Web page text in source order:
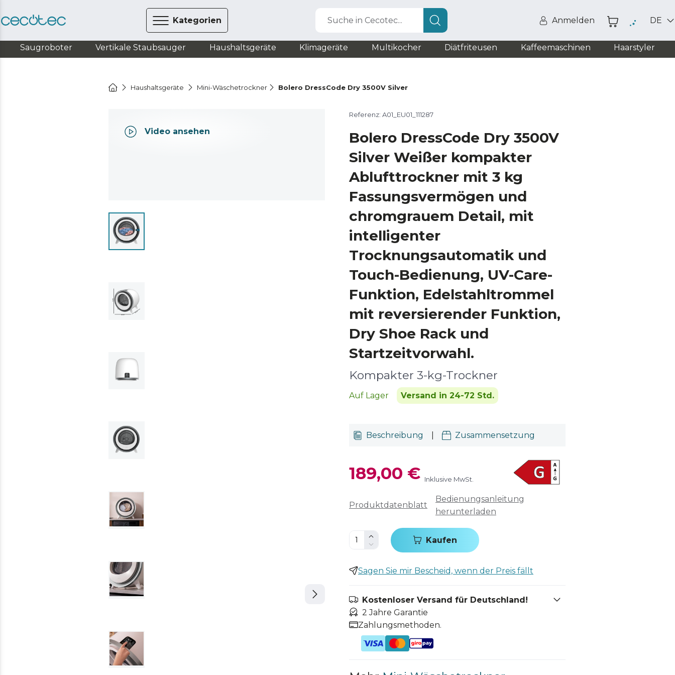
Kategorien Suche in Cecotec... Anmelden DE
Saugroboter Vertikale Staubsauger Haushaltsgeräte Klimageräte Multikocher Diätfriteusen Kaffeemaschinen Haarstyler
Haushaltsgeräte Mini-Wäschetrockner Bolero DressCode Dry 3500V Silver
Video ansehen
Referenz: A01_EU01_111287
Bolero DressCode Dry 3500V
Silver Weißer kompakter
Ablufttrockner mit 3 kg
Fassungsvermögen und
chromgrauem Detail, mit
intelligenter
Trocknungsautomatik und
Touch-Bedienung, UV-Care-
Funktion, Edelstahltrommel
mit reversierender Funktion,
Dry Shoe Rack und
Startzeitvorwahl.
Kompakter 3-kg-Trockner
Auf Lager Versand in 24-72 Std.
Beschreibung Zusammensetzung
189,00 € Inklusive MwSt.
Produktdatenblatt
Bedienungsanleitung
herunterladen
Kaufen
Sagen Sie mir Bescheid, wenn der Preis fällt
Kostenloser Versand für Deutschland!
2 Jahre Garantie
Zahlungsmethoden.